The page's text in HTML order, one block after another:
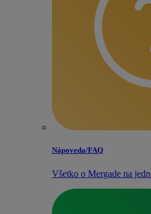
Nápoveda/​FAQ
Všetko o Mergade na